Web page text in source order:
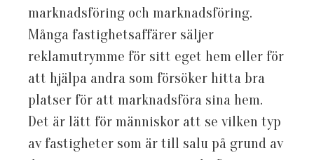
marknadsföring och marknadsföring.
Många fastighetsaffärer säljer
reklamutrymme för sitt eget hem eller för
att hjälpa andra som försöker hitta bra
platser för att marknadsföra sina hem.
Det är lätt för människor att se vilken typ
av fastigheter som är till salu på grund av